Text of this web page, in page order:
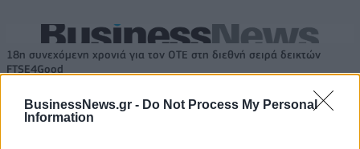
BusinessNews.gr - Do Not Process My Personal
Information
18η συνεχόμενη χρονιά για τον ΟΤΕ στη διεθνή σειρά δεικτών
FTSE4Good